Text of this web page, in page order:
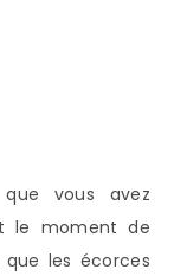
vous avez
le moment de
les écorces